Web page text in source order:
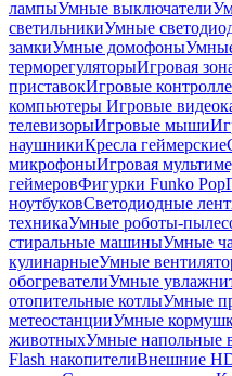
лампыУмные выключатели
светильникиУмные
замкиУмные домофоны
терморегуляторыИгровая
приставокИгровые
компьютеры Игровые
телевизорыИгровые мыши
наушникиКресла геймерские
микрофоныИгровая
геймеровФигурки Funko Pop
ноутбуковСветодиодные
техникаУмные роботы-
стиральные машиныУмные
кулинарныеУмные
обогревателиУмные
отопительные котлыУмные
метеостанцииУмные
животныхУмные напольные
Flash накопителиВнешние